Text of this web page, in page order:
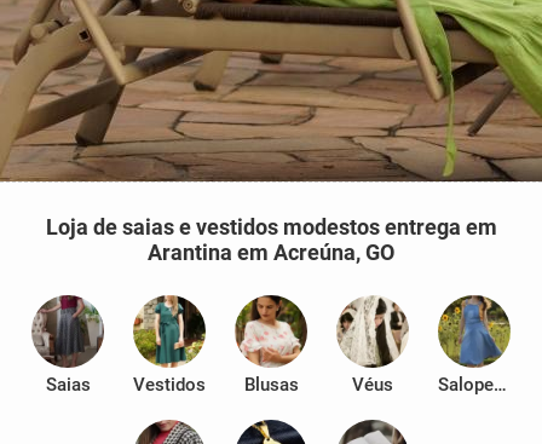
Loja de saias e vestidos modestos entrega em
Arantina em Acreúna, GO
Saias Vestidos Blusas Véus Salopetes